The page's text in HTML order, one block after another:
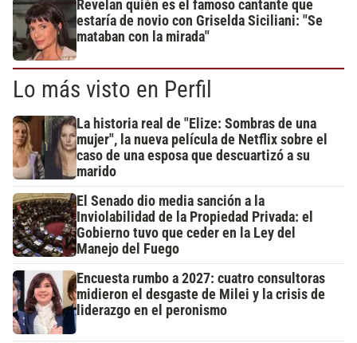
Revelan quién es el famoso cantante que
estaría de novio con Griselda Siciliani: "Se
mataban con la mirada"
Lo más visto en Perfil
La historia real de "Elize: Sombras de una
mujer", la nueva película de Netflix sobre el
caso de una esposa que descuartizó a su
marido
El Senado dio media sanción a la
Inviolabilidad de la Propiedad Privada: el
Gobierno tuvo que ceder en la Ley del
Manejo del Fuego
Encuesta rumbo a 2027: cuatro consultoras
midieron el desgaste de Milei y la crisis de
liderazgo en el peronismo